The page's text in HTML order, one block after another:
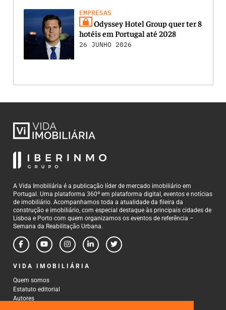
EMPRESAS
Odyssey Hotel Group quer ter 8
hotéis em Portugal até 2028
26 JUNHO 2026
A Vida Imobiliária é a publicação líder de mercado imobiliário em
Portugal. Uma plataforma 360º em plataforma digital, eventos e notícias
de imobiliário. Acompanhamos toda a atualidade da fileira da
construção e imobiliário, com especial destaque às principais cidades de
Lisboa e Porto com quem organizamos os eventos de referência –
Semana da Reabilitação Urbana.
VIDA IMOBILIÁRIA
Quem somos
Estatuto editorial
Autores